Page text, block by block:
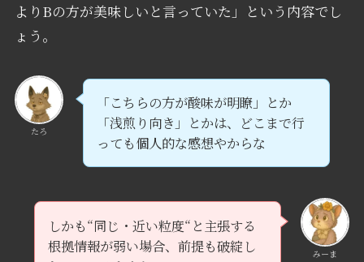
よりBの方が美味しいと言っていた」という内容でし
ょう。
たろ
「こちらの方が酸味が明瞭」とか
「浅煎り向き」とかは、どこまで行
っても個人的な感想やからな
みーま
しかも“同じ・近い粒度“と主張する
根拠情報が弱い場合、前提も破綻し